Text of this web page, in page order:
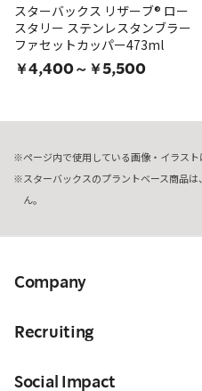
スターバックス リザーブ® ロー
スタリー ステンレスタンブラー
ファセットカッパー473ml
￥4,400～￥5,500
ページ内で使用している画像・イラスト
スターバックスのプラントベース商品
ん。
Company
Recruiting
Social Impact